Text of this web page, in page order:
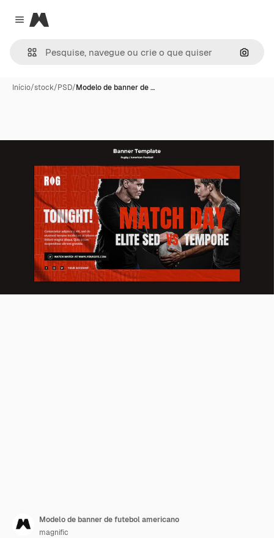
Close menu
Magnific
Início/stock/PSD/Modelo de banner de …
Modelo de banner de futebol americano
magnific